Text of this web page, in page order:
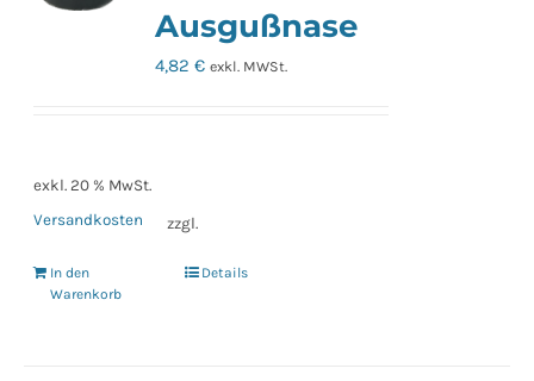
Ausgußnase
4,82€ exkl. MWSt.
exkl. 20 % MwSt.
zzgl.
Versandkosten
In den
Warenkorb
Details